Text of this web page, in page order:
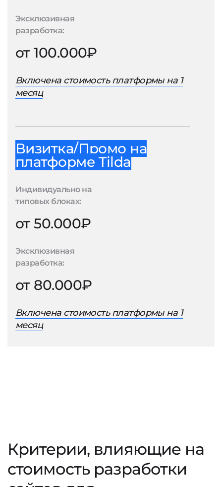
Эксклюзивная
разработка:
от 100.000₽
Включена стоимость платформы на 1
месяц
Визитка/Промо на
платформе Tilda
Индивидуально на
типовых блоках:
от 50.000₽
Эксклюзивная
разработка:
от 80.000₽
Включена стоимость платформы на 1
месяц
Критерии, влияющие на
стоимость разработки